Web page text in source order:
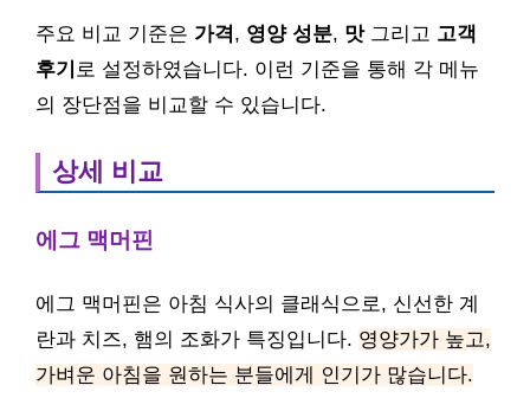
주요 비교 기준은 가격, 영양 성분, 맛그리고 고객
후기 로 설정하였습니다. 이런 기준을 통해 각 메뉴
의 장단점을 비교할 수 있습니다.
상세 비교
에그 맥머핀
에그 맥머핀은 아침 식사의 클래식으로, 신선한 계
란과 치즈, 햄의 조화가 특징입니다. 영양가가 높고,
가벼운 아침을 원하는 분들에게 인기가 많습니다.